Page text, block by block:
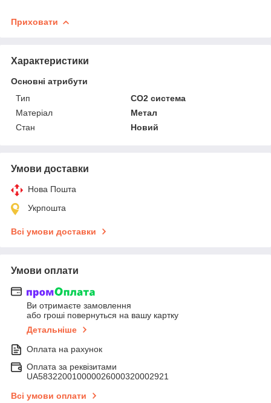
Приховати
Характеристики
Основні атрибути
Тип
СО2 система
Матеріал
Метал
Стан
Новий
Умови доставки
Нова Пошта
Укрпошта
Всі умови доставки
Умови оплати
Ви отримаєте замовлення
або гроші повернуться на вашу картку
Детальніше
Оплата на рахунок
Оплата за реквізитами
UA583220010000026000320002921
Всі умови оплати